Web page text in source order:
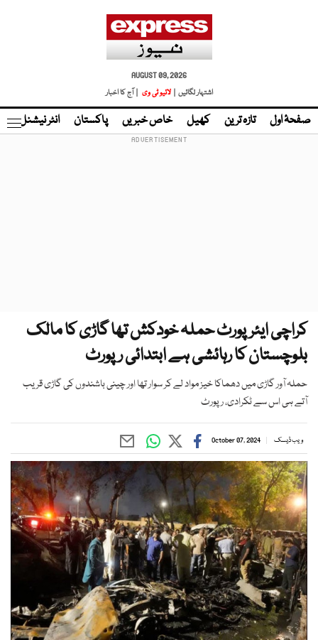
AUGUST 09, 2026
اشتہار لگائیں |
لائیو ٹی وی | آج کا اخبار
صفحۂ اول تازہ ترین کھیل خاص خبریں پاکستان انٹر نیشنل
کراچی ایئرپورٹ حملہ خودکش تھا گاڑی کا مالک
بلوچستان کا رہائشی ہے ابتدائی رپورٹ
حملہ آور گاڑی میں دھماکا خیز مواد لے کر سوار تھا اور چینی باشندوں کی گاڑی قریب
آتے ہی اس سے ٹکرادی، رپورٹ
ویب ڈیسک October 07, 2024